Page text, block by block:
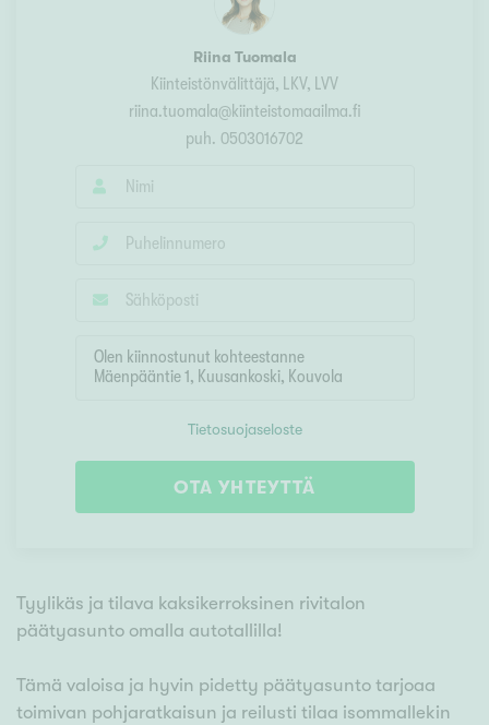
Riina Tuomala
Kiinteistönvälittäjä, LKV, LVV
riina.tuomala@kiinteistomaailma.fi
puh. 0503016702
Tietosuojaseloste
OTA YHTEYTTÄ
Tyylikäs ja tilava kaksikerroksinen rivitalon
päätyasunto omalla autotallilla!
Tämä valoisa ja hyvin pidetty päätyasunto tarjoaa
toimivan pohjaratkaisun ja reilusti tilaa isommallekin